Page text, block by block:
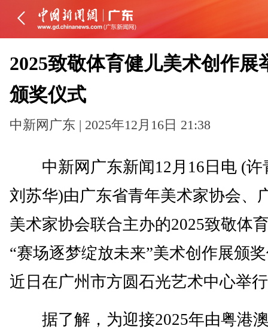
2025致敬体育健儿美术创作展
颁奖仪式
中新网广东 | 2025年12月16日 21:38
中新网广东新闻12月16日电 (许
刘苏华)由广东省青年美术家协会、
美术家协会联合主办的2025致敬体
“赛场逐梦绽放未来”美术创作展颁
近日在广州市方圆石光艺术中心举
据了解，为迎接2025年由粤港